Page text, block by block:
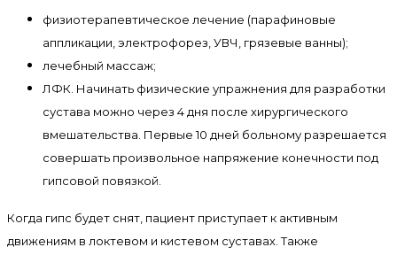
физиотерапевтическое лечение (парафиновые
аппликации, электрофорез, УВЧ, грязевые ванны);
лечебный массаж;
ЛФК. Начинать физические упражнения для разработки
сустава можно через 4 дня после хирургического
вмешательства. Первые 10 дней больному разрешается
совершать произвольное напряжение конечности под
гипсовой повязкой.
Когда гипс будет снят, пациент приступает к активным
движениям в локтевом и кистевом суставах. Также